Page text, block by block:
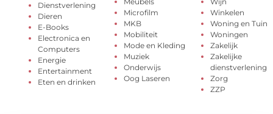
Dienstverlening
Dieren
E-Books
Electronica en
Computers
Energie
Entertainment
Eten en drinken
Microfilm
MKB
Mobiliteit
Mode en Kleding
Muziek
Onderwijs
Oog Laseren
Winkelen
Woning en Tuin
Woningen
Zakelijk
Zakelijke
dienstverlening
Zorg
ZZP